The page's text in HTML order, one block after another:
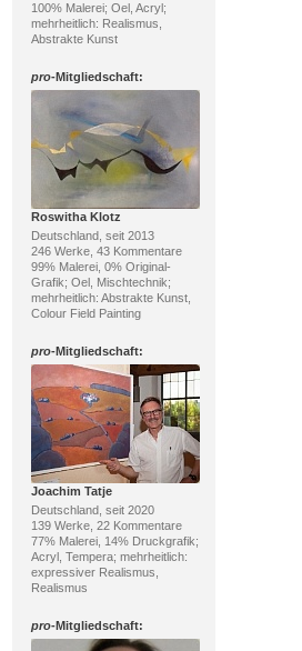
100% Malerei; Oel, Acryl;
mehrheitlich: Realismus,
Abstrakte Kunst
pro-Mitgliedschaft:
Roswitha Klotz
Deutschland, seit 2013
246 Werke, 43 Kommentare
99% Malerei, 0% Original-
Grafik; Oel, Mischtechnik;
mehrheitlich: Abstrakte Kunst,
Colour Field Painting
pro-Mitgliedschaft:
Joachim Tatje
Deutschland, seit 2020
139 Werke, 22 Kommentare
77% Malerei, 14% Druckgrafik;
Acryl, Tempera; mehrheitlich:
expressiver Realismus,
Realismus
pro-Mitgliedschaft: